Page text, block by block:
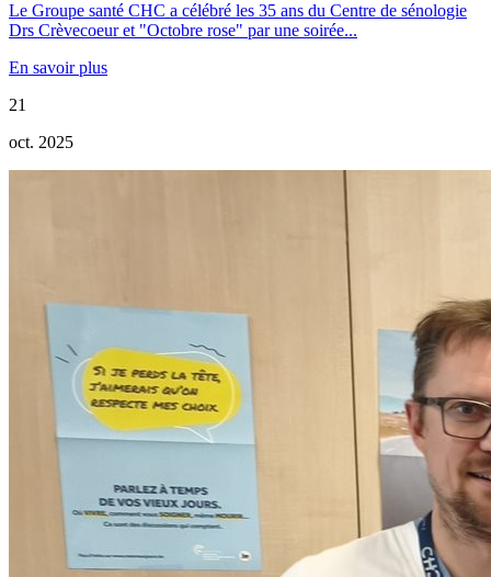
Le Groupe santé CHC a célébré les 35 ans du Centre de sénologie
Drs Crèvecoeur et "Octobre rose" par une soirée...
En savoir plus
21
oct. 2025